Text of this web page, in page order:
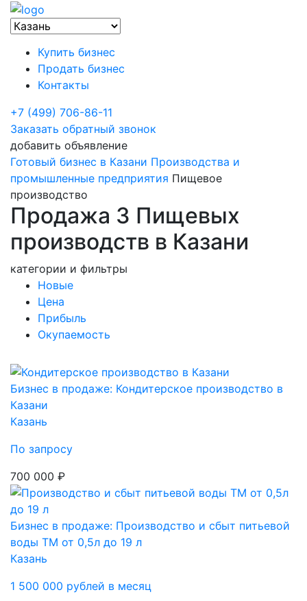
Купить бизнес
Продать бизнес
Контакты
+7 (499) 706-86-11
Заказать обратный звонок
добавить объявление
Готовый бизнес в Казани Производства и
промышленные предприятия Пищевое
производство
Продажа 3 Пищевых
производств в Казани
категории и фильтры
Новые
Цена
Прибыль
Окупаемость
Бизнес в продаже: Кондитерское производство в
Казани
Казань
По запросу
700 000 ₽
Бизнес в продаже: Производство и сбыт питьевой
воды ТМ от 0,5л до 19 л
Казань
1 500 000 рублей в месяц